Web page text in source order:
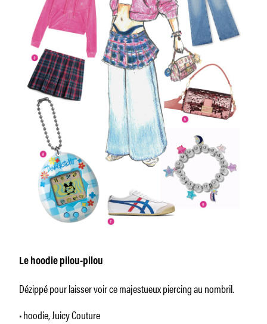
Le hoodie pilou-pilou
Dézippé pour laisser voir ce majestueux piercing au nombril.
• hoodie, Juicy Couture